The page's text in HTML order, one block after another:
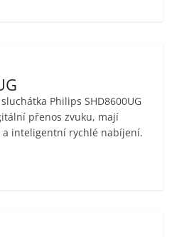
Philips SHD8600UG
přenos zvuku, mají
a inteligentní rychlé nabíjení.